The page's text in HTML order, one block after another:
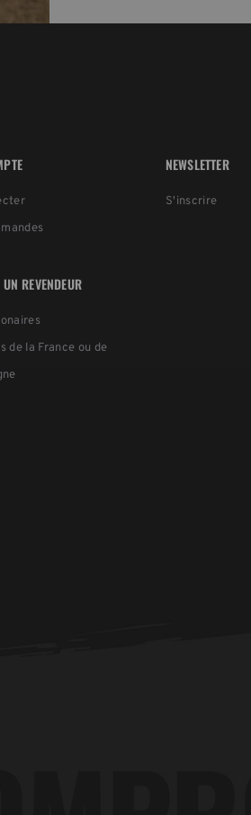
REVENDEUR
de la France ou de
NEWSLETTER
S'inscrire